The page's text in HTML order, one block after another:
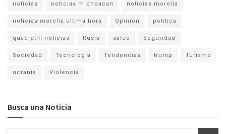
noticias noticias michoacan noticias morelia
noticias morelia ultima hora Opinion politica
quadratin noticias Rusia salud Seguridad
Sociedad Tecnología Tendencias trump Turismo
ucrania Violencia
Busca una Noticia